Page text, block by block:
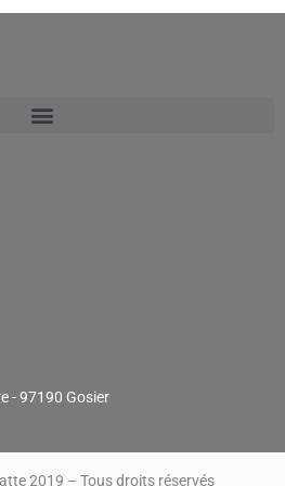
- 97190 Gosier
2019 – Tous droits réservés